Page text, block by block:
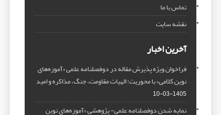
تماس با ما
نقشه سایت
آخرین اخبار
فراخوان ویژه پذیرش مقاله در دوفصلنامه علمی «آموزه‌های
نوین کلامی» با محوریت: الهیات مقاومت، جنگ، مذاکره و امید
1405-03-10
نمایه شدن دوفصلنامه علمی- پژوهشی «آموزه‌های نوین